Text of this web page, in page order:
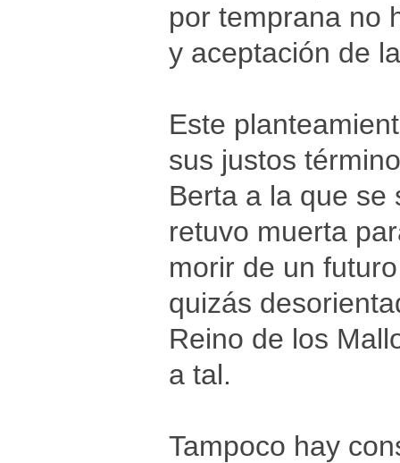
por temprana no
y aceptación de
Este
sus justos
Berta a la que se
retuvo muerta
morir de un
quizás
Reino de los
a tal.
Tampoco hay